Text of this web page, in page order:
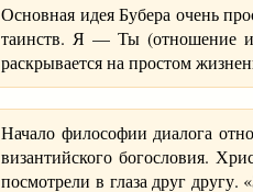
Основная идея Бубера очень
таинств. Я — Ты (отношение
раскрывается на простом
Начало философии диалога
византийского богословия.
посмотрели в глаза друг